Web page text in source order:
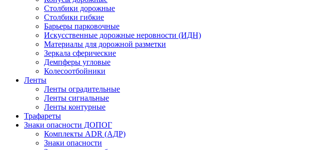
Столбики дорожные
Столбики гибкие
Барьеры парковочные
Искусственные дорожные неровности (ИДН)
Материалы для дорожной разметки
Зеркала сферические
Демпферы угловые
Колесоотбойники
Ленты
Ленты оградительные
Ленты сигнальные
Ленты контурные
Трафареты
Знаки опасности ДОПОГ
Комплекты ADR (АДР)
Знаки опасности